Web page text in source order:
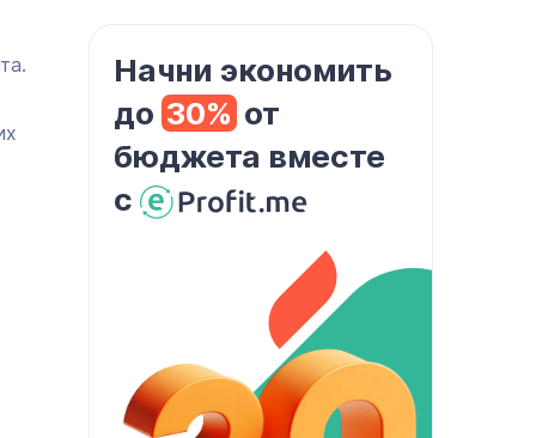
Начни экономить
до 30% от
бюджета вместе
с